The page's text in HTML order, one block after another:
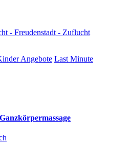
- Freudenstadt - Zuflucht
Angebote Last Minute